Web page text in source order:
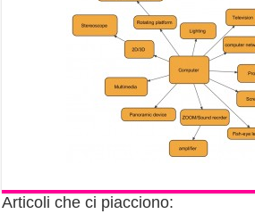
Articoli che ci piacciono: